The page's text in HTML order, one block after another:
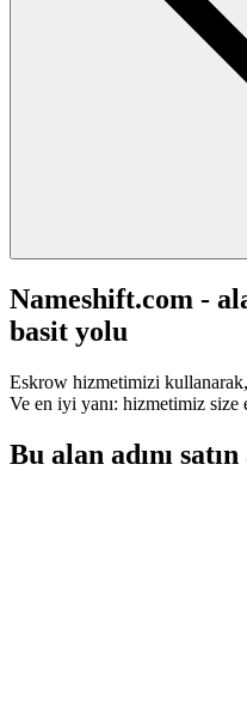
Nameshift.com -
basit yolu
Eskrow hizmetimizi kullanarak,
Ve en iyi yanı: hizmetimiz size
Bu alan adını satın